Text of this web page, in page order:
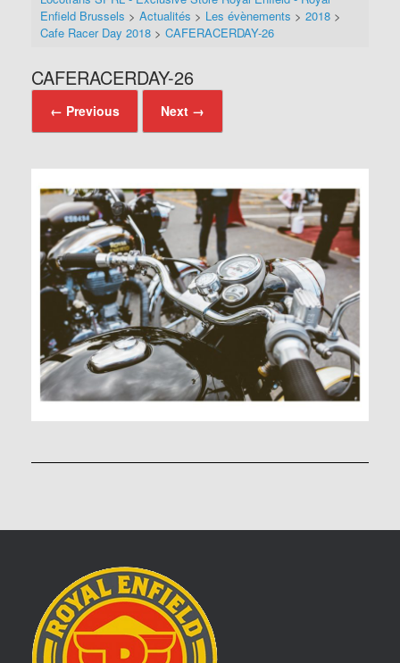
Enfield Brussels > Actualités > Les évènements > 2018>
Cafe Racer Day 2018> CAFERACERDAY-26
CAFERACERDAY-26
← Previous Next →